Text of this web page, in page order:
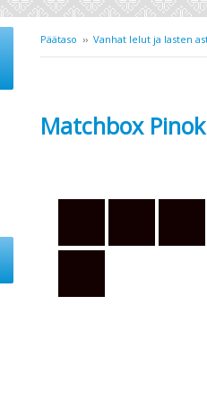
Päätaso ›› Vanhat lelut ja lasten
Matchbox